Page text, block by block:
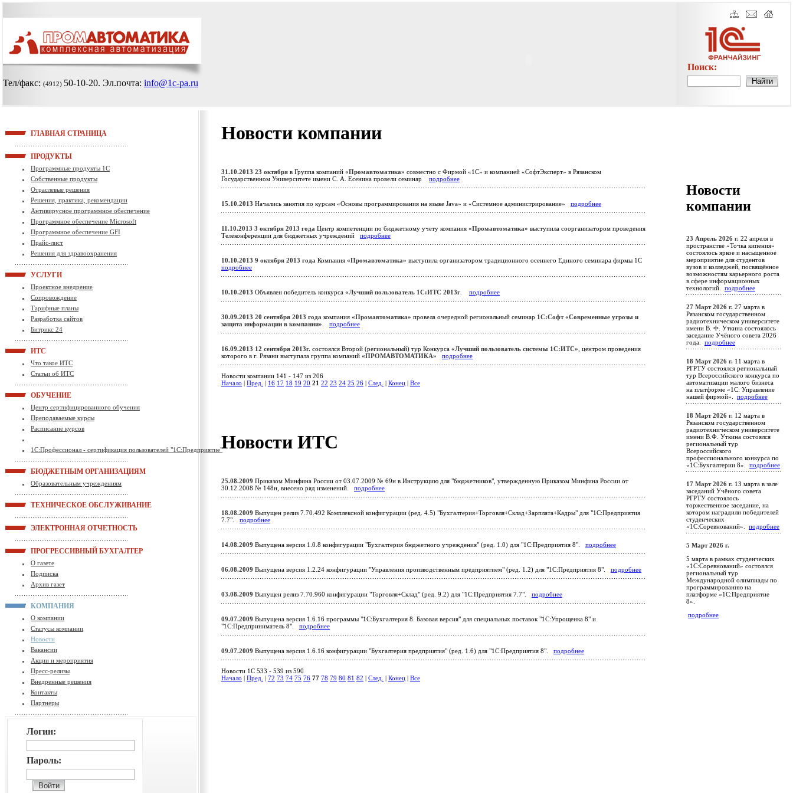
Тел/факс: (4912) 50-10-20. Эл.почта: info@1c-pa.ru
Поиск:
ГЛАВНАЯ СТРАНИЦА
ПРОДУКТЫ
Программные продукты 1С
Собственные продукты
Отраслевые решения
Решения, практика, рекомендации
Антивирусное программное обеспечение
Программное обеспечение Microsoft
Программное обеспечение GFI
Прайс-лист
Решения для здравоохранения
УСЛУГИ
Проектное внедрение
Сопровождение
Тарифные планы
Разработка сайтов
Битрикс 24
ИТС
Что такое ИТС
Статьи об ИТС
ОБУЧЕНИЕ
Центр сертифицированного обучения
Преподаваемые курсы
Расписание курсов
1С:Профессионал - сертификация пользователей "1С:Предприятие"
БЮДЖЕТНЫМ ОРГАНИЗАЦИЯМ
Образовательным учреждениям
ТЕХНИЧЕСКОЕ ОБСЛУЖИВАНИЕ
ЭЛЕКТРОННАЯ ОТЧЕТНОСТЬ
ПРОГРЕССИВНЫЙ БУХГАЛТЕР
О газете
Подписка
Архив газет
КОМПАНИЯ
О компании
Статусы компании
Новости
Вакансии
Акции и мероприятия
Пресс-релизы
Внедренные решения
Контакты
Партнеры
Логин:
Пароль:
Новости компании
31.10.2013 23 октября в Группа компаний «Промавтоматика» совместно с Фирмой «1С» и компанией «СофтЭксперт» в Рязанском
Государственном Университете имени С. А. Есенина провели семинар подробнее
15.10.2013 Начались занятия по курсам «Основы программирования на языке Java» и «Системное администрирование» подробнее
11.10.2013 3 октября 2013 года Центр компетенции по бюджетному учету компания «Промавтоматика» выступила соорганизатором проведения
Телеконференции для бюджетных учреждений подробнее
10.10.2013 9 октября 2013 года Компания «Промавтоматика» выступила организатором традиционного осеннего Единого семинара фирмы 1С
подробнее
10.10.2013 Объявлен победитель конкурса «Лучший пользователь 1С:ИТС 2013г. подробнее
30.09.2013 20 сентября 2013 года компания «Промавтоматика» провела очередной региональный семинар 1С:Софт «Современные угрозы и
защита информации в компании». подробнее
16.09.2013 12 сентября 2013г. состоялся Второй (региональный) тур Конкурса «Лучший пользователь системы 1С:ИТС», центром проведения
которого в г. Рязани выступала группа компаний «ПРОМАВТОМАТИКА» подробнее
Новости компании 141 - 147 из 206
Начало
Пред. 16 17 18 19 20 21 22 23 24 25 26 След. Конец Все
Новости ИТС
25.08.2009 Приказом Минфина России от 03.07.2009 № 69н в Инструкцию для "бюджетников", утвержденную Приказом Минфина России от
30.12.2008 № 148н, внесено ряд изменений. подробнее
18.08.2009 Выпущен релиз 7.70.492 Комплексной конфигурации (ред. 4.5) "Бухгалтерия+Торговля+Склад+Зарплата+Кадры" для "1С:Предприятия
7.7". подробнее
14.08.2009 Выпущена версия 1.0.8 конфигурации "Бухгалтерия бюджетного учреждения" (ред. 1.0) для "1С:Предприятия 8". подробнее
06.08.2009 Выпущена версия 1.2.24 конфигурации "Управления производственным предприятием" (ред. 1.2) для "1С:Предприятия 8". подробнее
03.08.2009 Выпущен релиз 7.70.960 конфигурации "Торговля+Склад" (ред. 9.2) для "1С:Предприятия 7.7". подробнее
09.07.2009 Выпущена версия 1.6.16 программы "1С:Бухгалтерия 8. Базовая версия" для специальных поставок "1С:Упрощенка 8" и
"1С:Предприниматель 8". подробнее
09.07.2009 Выпущена версия 1.6.16 конфигурации "Бухгалтерия предприятия" (ред. 1.6) для "1С:Предприятия 8". подробнее
Новости 1C 533 - 539 из 590
Начало
Пред. 72 73 74 75 76 77 78 79 80 81 82 След. Конец Все
Новости
компании
23 Апрель 2026 г. 22 апреля в
пространстве «Точка кипения»
состоялось яркое и насыщенное
мероприятие для студентов
вузов и колледжей, посвящённое
возможностям карьерного роста
в сфере информационных
технологий. подробнее
27 Март 2026 г. 27 марта в
Рязанском государственном
радиотехническом университете
имени В. Ф. Уткина состоялось
заседание Учёного совета 2026
года. подробнее
18 Март 2026 г. 11 марта в
РГРТУ состоялся региональный
тур Всероссийского конкурса по
автоматизации малого бизнеса
на платформе «1С: Управление
нашей фирмой». подробнее
18 Март 2026 г. 12 марта в
Рязанском государственном
радиотехническом университете
имени В.Ф. Уткина состоялся
региональный тур
Всероссийского
профессионального конкурса по
«1С:Бухгалтерии 8». подробнее
17 Март 2026 г. 13 марта в зале
заседаний Учёного совета
РГРТУ состоялось
торжественное заседание, на
котором наградили победителей
студенческих
«1С:Соревнований». подробнее
5 Март 2026 г.
5 марта в рамках студенческих
«1С:Соревнований» состоялся
региональный тур
Международной олимпиады по
программированию на
платформе «1С:Предприятие
8».
подробнее